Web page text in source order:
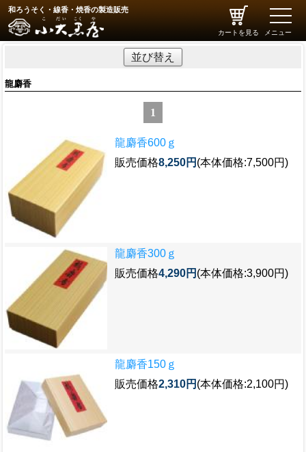
和ろうそく・線香・焼香の製造販売
カートを見る
toggle
メニュー
並び替え
龍麝香
1
龍麝香600ｇ
販売価格8,250円 (本体価格:7,500円)
龍麝香300ｇ
販売価格4,290円 (本体価格:3,900円)
龍麝香150ｇ
販売価格2,310円 (本体価格:2,100円)